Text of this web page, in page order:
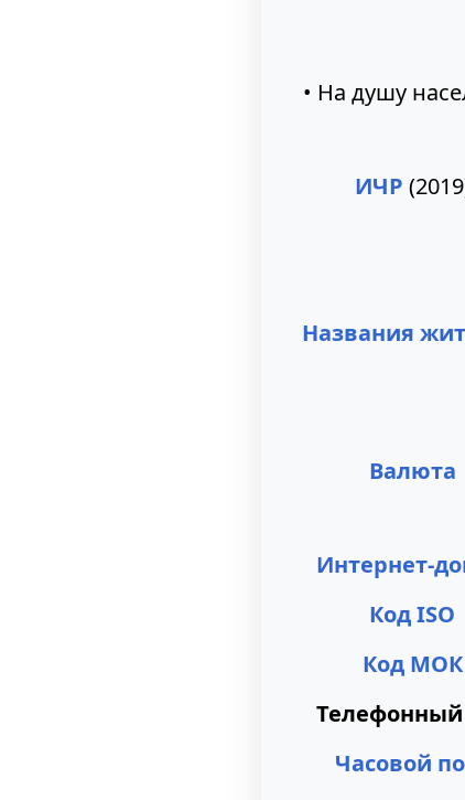
• На душу
ИЧР
Названия
Валюта
Интернет-
Код ISO
Код МОК
Часовой